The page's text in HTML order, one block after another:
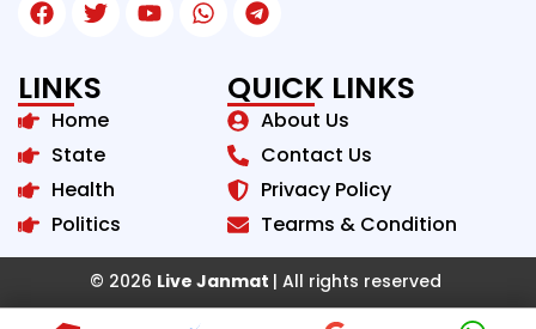
LINKS
Home
State
Health
Politics
QUICK LINKS
About Us
Contact Us
Privacy Policy
Tearms & Condition
© 2026 Live Janmat | All rights reserved